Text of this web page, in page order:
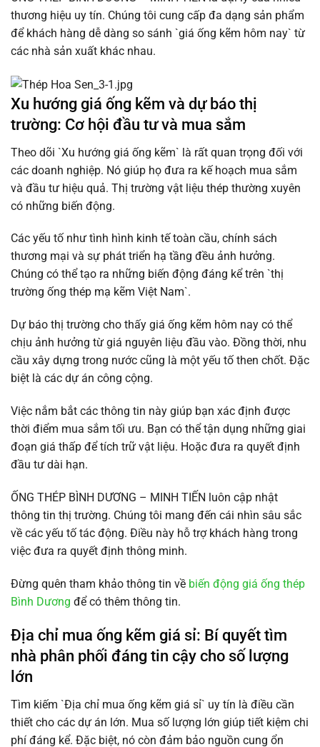
thương hiệu uy tín. Chúng tôi cung cấp đa dạng sản phẩm
để khách hàng dễ dàng so sánh `giá ống kẽm hôm nay` từ
các nhà sản xuất khác nhau.
Xu hướng giá ống kẽm và dự báo thị
trường: Cơ hội đầu tư và mua sắm
Theo dõi `Xu hướng giá ống kẽm` là rất quan trọng đối với
các doanh nghiệp. Nó giúp họ đưa ra kế hoạch mua sắm
và đầu tư hiệu quả. Thị trường vật liệu thép thường xuyên
có những biến động.
Các yếu tố như tình hình kinh tế toàn cầu, chính sách
thương mại và sự phát triển hạ tầng đều ảnh hưởng.
Chúng có thể tạo ra những biến động đáng kể trên `thị
trường ống thép mạ kẽm Việt Nam`.
Dự báo thị trường cho thấy giá ống kẽm hôm nay có thể
chịu ảnh hưởng từ giá nguyên liệu đầu vào. Đồng thời, nhu
cầu xây dựng trong nước cũng là một yếu tố then chốt. Đặc
biệt là các dự án công cộng.
Việc nắm bắt các thông tin này giúp bạn xác định được
thời điểm mua sắm tối ưu. Bạn có thể tận dụng những giai
đoạn giá thấp để tích trữ vật liệu. Hoặc đưa ra quyết định
đầu tư dài hạn.
ỐNG THÉP BÌNH DƯƠNG – MINH TIẾN luôn cập nhật
thông tin thị trường. Chúng tôi mang đến cái nhìn sâu sắc
về các yếu tố tác động. Điều này hỗ trợ khách hàng trong
việc đưa ra quyết định thông minh.
Đừng quên tham khảo thông tin về biến động giá ống thép
Bình Dương để có thêm thông tin.
Địa chỉ mua ống kẽm giá sỉ: Bí quyết tìm
nhà phân phối đáng tin cậy cho số lượng
lớn
Tìm kiếm `Địa chỉ mua ống kẽm giá sỉ` uy tín là điều cần
thiết cho các dự án lớn. Mua số lượng lớn giúp tiết kiệm chi
phí đáng kể. Đặc biệt, nó còn đảm bảo nguồn cung ổn